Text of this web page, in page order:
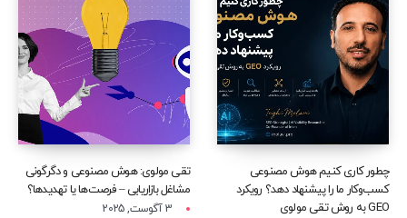
چطور کاری کنیم هوش مصنوعی
کسب‌وکار ما را پیشنهاد دهد؟ رویکرد
GEO به روش تقی مولوی
تقی مولوی: هوش مصنوعی و دگرگونی
مشاغل بازاریابی – فرصت‌ها یا تهدیدها؟
3 آگوست, 2025